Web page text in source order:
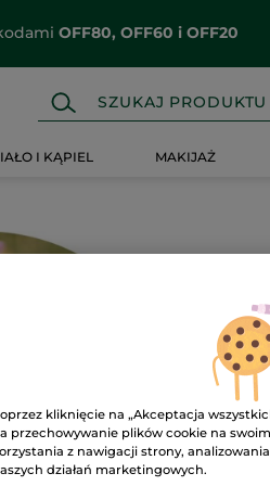
OFF80, OFF60 i OFF20
I KĄPIEL MAKIJAŻ
kliknięcie na „Akceptacja
przechowywanie plików cookie na
z nawigacji strony,
działań marketingowych.